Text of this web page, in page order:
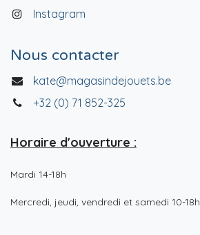
Instagram
Nous contacter
kate@magasindejouets.be
+32 (0) 71 852-325
Horaire d'ouverture :
Mardi 14-18h
Mercredi, jeudi, vendredi et samedi 10-18h